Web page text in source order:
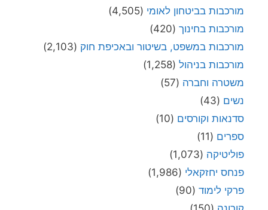
מורכבות בביטחון לאומי (4,505)
מורכבות בחינוך (420)
מורכבות במשפט, בשיטור ובאכיפת חוק (2,103)
מורכבות בניהול (1,258)
משטרה וחברה (57)
נשים (43)
סדנאות וקורסים (10)
ספרים (11)
פוליטיקה (1,073)
פנחס יחזקאלי (1,986)
פרקי לימוד (90)